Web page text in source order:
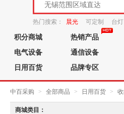
热门搜索： 晨光 可定制 台灯
笔芯
积分商城 热销产品
电气设备
通信设备
日用百货
品牌专区
中百采购 > 全部商品 > 日用百货 >
商城类目：